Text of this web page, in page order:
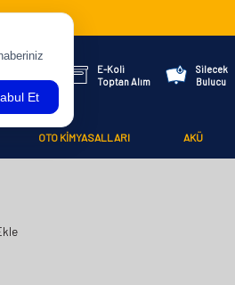
E-Koli
Toptan Alım
Silecek
Bulucu
OTO KİMYASALLARI AKÜ